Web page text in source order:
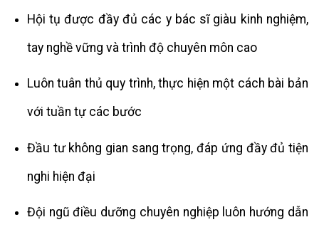
Hội tụ được đầy đủ các y bác sĩ giàu kinh nghiệm,
tay nghề vững và trình độ chuyên môn cao
Luôn tuân thủ quy trình, thực hiện một cách bài bản
với tuần tự các bước
Đầu tư không gian sang trọng, đáp ứng đầy đủ tiện
nghi hiện đại
Đội ngũ điều dưỡng chuyên nghiệp luôn hướng dẫn